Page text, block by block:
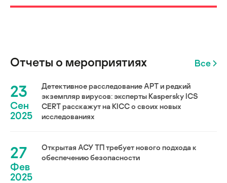
Отчеты о мероприятиях Все
23
Сен
2025
Детективное расследование АРТ и редкий
экземпляр вирусов: эксперты Kaspersky ICS
CERT расскажут на KICC о своих новых
исследованиях
27
Фев
2025
Открытая АСУ ТП требует нового подхода к
обеспечению безопасности